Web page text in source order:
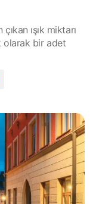
ışık miktarı
olarak bir adet